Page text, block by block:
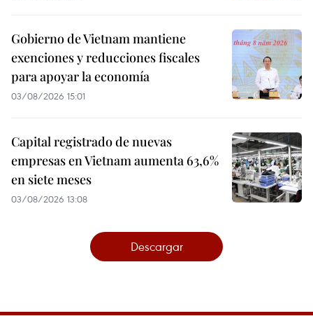
Gobierno de Vietnam mantiene
exenciones y reducciones fiscales
para apoyar la economía
03/08/2026 15:01
Capital registrado de nuevas
empresas en Vietnam aumenta 63,6%
en siete meses
03/08/2026 13:08
Descargar